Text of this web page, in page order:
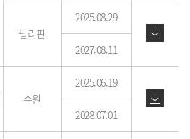
필리핀
2025.08.29
2027.08.11
수원
2025.06.19
2028.07.01